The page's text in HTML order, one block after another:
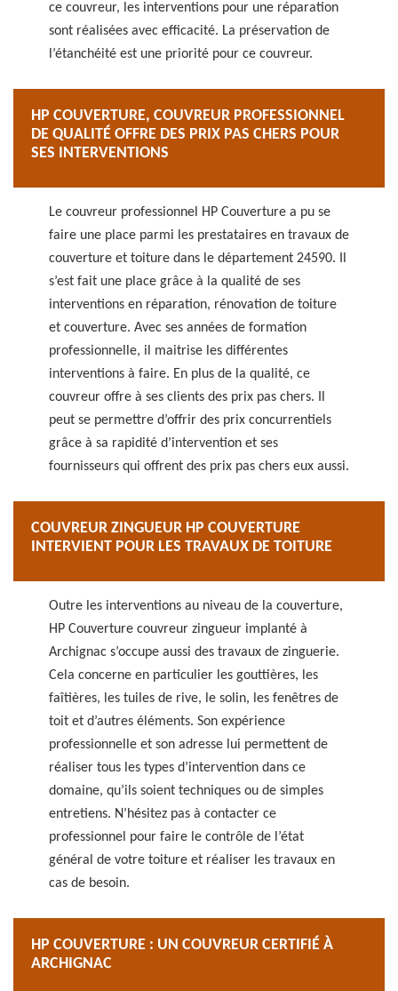
ce couvreur, les interventions pour une réparation
sont réalisées avec efficacité. La préservation de
l’étanchéité est une priorité pour ce couvreur.
HP COUVERTURE, COUVREUR PROFESSIONNEL
DE QUALITÉ OFFRE DES PRIX PAS CHERS POUR
SES INTERVENTIONS
Le couvreur professionnel HP Couverture a pu se
faire une place parmi les prestataires en travaux de
couverture et toiture dans le département 24590. Il
s’est fait une place grâce à la qualité de ses
interventions en réparation, rénovation de toiture
et couverture. Avec ses années de formation
professionnelle, il maitrise les différentes
interventions à faire. En plus de la qualité, ce
couvreur offre à ses clients des prix pas chers. Il
peut se permettre d’offrir des prix concurrentiels
grâce à sa rapidité d’intervention et ses
fournisseurs qui offrent des prix pas chers eux aussi.
COUVREUR ZINGUEUR HP COUVERTURE
INTERVIENT POUR LES TRAVAUX DE TOITURE
Outre les interventions au niveau de la couverture,
HP Couverture couvreur zingueur implanté à
Archignac s’occupe aussi des travaux de zinguerie.
Cela concerne en particulier les gouttières, les
faîtières, les tuiles de rive, le solin, les fenêtres de
toit et d’autres éléments. Son expérience
professionnelle et son adresse lui permettent de
réaliser tous les types d’intervention dans ce
domaine, qu’ils soient techniques ou de simples
entretiens. N’hésitez pas à contacter ce
professionnel pour faire le contrôle de l’état
général de votre toiture et réaliser les travaux en
cas de besoin.
HP COUVERTURE : UN COUVREUR CERTIFIÉ À
ARCHIGNAC